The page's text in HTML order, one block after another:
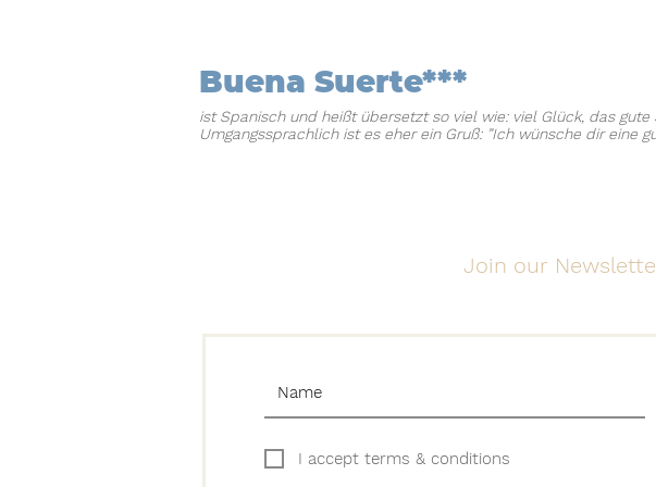
ist Spanisch und heißt übersetzt so viel wie: viel Glück, das gute
Umgangssprachlich ist es eher ein Gruß: ”Ich wünsche dir eine
Buena Suerte***
Join our
I accept terms & conditions